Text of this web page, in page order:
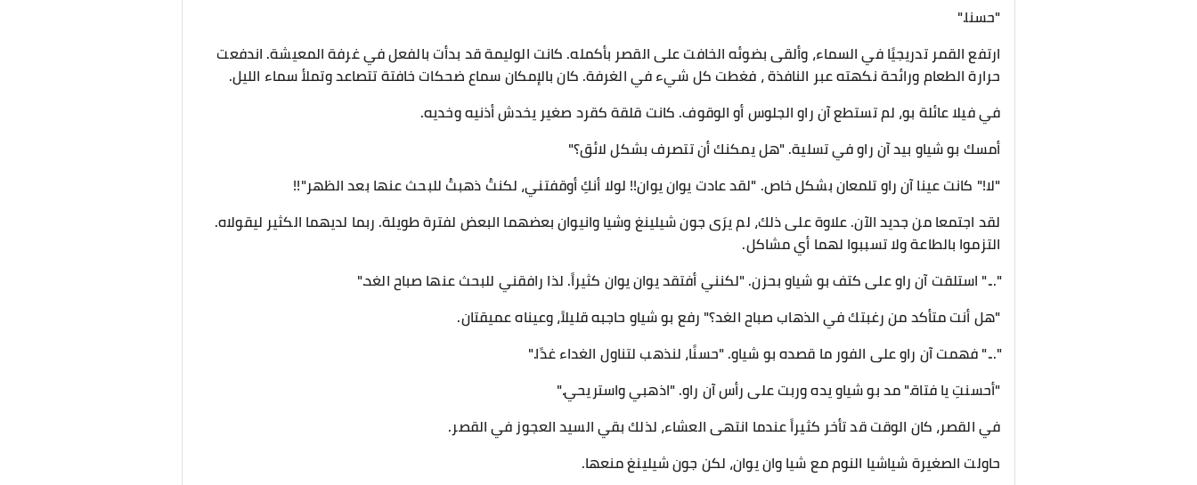
"حسنا."
ارتفع القمر تدريجيًا في السماء، وألقى بضوئه الخافت على القصر بأكمله. كانت الوليمة قد بدأت بالفعل في غرفة المعيشة. اندفعت
حرارة الطعام ورائحة نكهته عبر النافذة ، فغطت كل شيء في الغرفة. كان بالإمكان سماع ضحكات خافتة تتصاعد وتملأ سماء الليل.
في فيلا عائلة بو، لم تستطع آن راو الجلوس أو الوقوف. كانت قلقة كقرد صغير يخدش أذنيه وخديه.
أمسك بو شياو بيد آن راو في تسلية. "هل يمكنك أن تتصرف بشكل لائق؟"
"لا!" كانت عينا آن راو تلمعان بشكل خاص. "لقد عادت يوان يوان!! لولا أنكِ أوقفتني، لكنتُ ذهبتُ للبحث عنها بعد الظهر"!!
لقد اجتمعا من جديد الآن. علاوة على ذلك، لم يرَى جون شيلينغ وشيا وانيوان بعضهما البعض لفترة طويلة. ربما لديهما الكثير ليقولاه.
التزموا بالطاعة ولا تسببوا لهما أي مشاكل.
"..." استلقت آن راو على كتف بو شياو بحزن. "لكنني أفتقد يوان يوان كثيراً. لذا رافقني للبحث عنها صباح الغد."
"هل أنت متأكد من رغبتك في الذهاب صباح الغد؟" رفع بو شياو حاجبه قليلاً، وعيناه عميقتان.
"..." فهمت آن راو على الفور ما قصده بو شياو. "حسنًا، لنذهب لتناول الغداء غدًا."
"أحسنتِ يا فتاة." مد بو شياو يده وربت على رأس آن راو. "اذهبي واستريحي."
في القصر، كان الوقت قد تأخر كثيراً عندما انتهى العشاء، لذلك بقي السيد العجوز في القصر.
حاولت الصغيرة شياشيا النوم مع شيا وان يوان، لكن جون شيلينغ منعها.